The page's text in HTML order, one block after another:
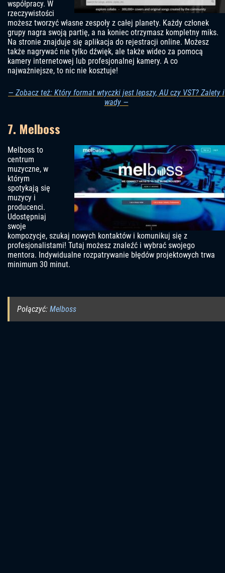
współpracy. W
rzeczywistości
możesz tworzyć własne zespoły z całej planety. Każdy członek
grupy nagra swoją partię, a na koniec otrzymasz kompletny miks.
Na stronie znajduje się aplikacja do rejestracji online. Możesz
także nagrywać nie tylko dźwięk, ale także wideo za pomocą
kamery internetowej lub profesjonalnej kamery. A co
najważniejsze, to nic nie kosztuje!
— Zobacz też: Który format wtyczki jest lepszy, AU czy VST? Zalety i
wady —
7. Melboss
Melboss to
centrum
muzyczne, w
którym
spotykają się
muzycy i
producenci.
Udostępniaj
swoje
kompozycje, szukaj nowych kontaktów i komunikuj się z
profesjonalistami! Tutaj możesz znaleźć i wybrać swojego
mentora. Indywidualne rozpatrywanie błędów projektowych trwa
minimum 30 minut.
Połączyć: Melboss